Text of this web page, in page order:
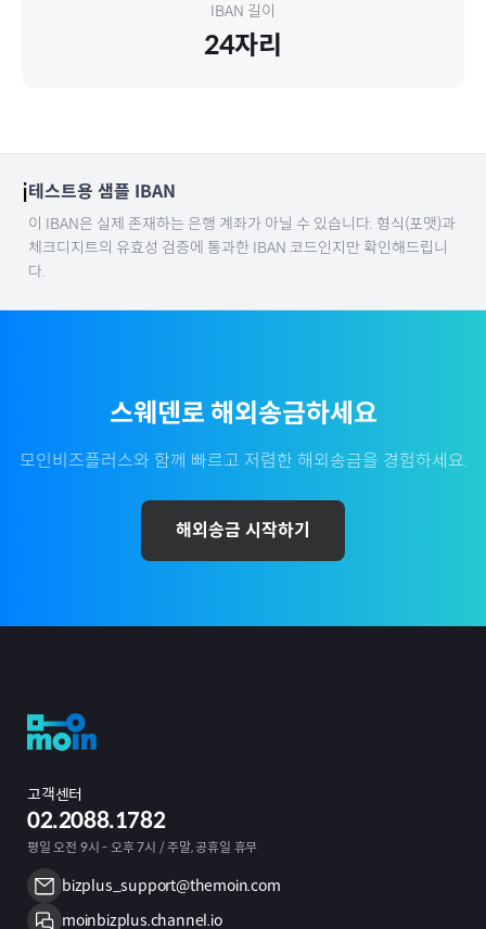
IBAN 길이
24자리
ℹ️테스트용 샘플 IBAN
이 IBAN은 실제 존재하는 은행 계좌가 아닐 수 있습니다. 형식(포맷)과
체크디지트의 유효성 검증에 통과한 IBAN 코드인지만 확인해드립니
다.
스웨덴로 해외송금하세요
모인비즈플러스와 함께 빠르고 저렴한 해외송금을 경험하세요.
해외송금 시작하기
고객센터
02.2088.1782
평일 오전 9시 - 오후 7시 / 주말, 공휴일 휴무
bizplus_support@themoin.com
moinbizplus.channel.io